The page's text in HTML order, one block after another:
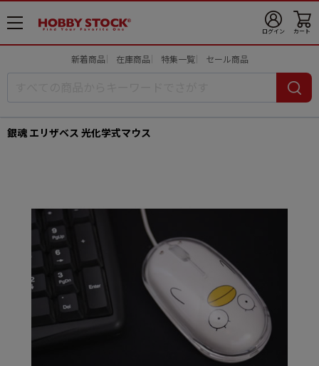
メ
ニ
ログイン カート
新着商品 在庫商品 特集一覧 セール商品
銀魂 エリザベス 光化学式マウス